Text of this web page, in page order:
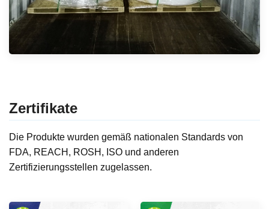
Zertifikate
Die Produkte wurden gemäß nationalen Standards von
FDA, REACH, ROSH, ISO und anderen
Zertifizierungsstellen zugelassen.